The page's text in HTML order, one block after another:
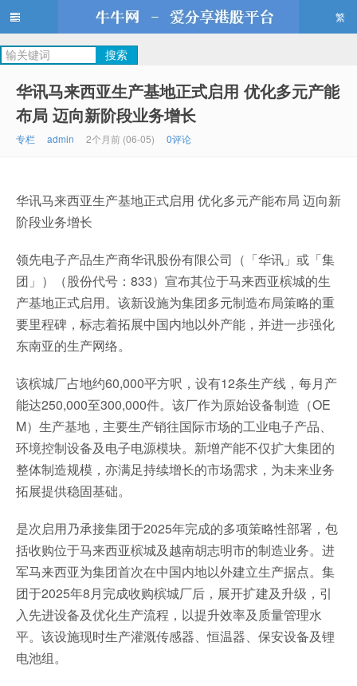
牛牛网
繁
华讯马来西亚生产基地正式启用 优化多元产能
布局 迈向新阶段业务增长
专栏 admin 2个月前 (06-05) 0评论
华讯马来西亚生产基地正式启用 优化多元产能布局 迈向新
阶段业务增长
领先电子产品生产商华讯股份有限公司（「华讯」或「集
团」）（股份代号：833）宣布其位于马来西亚槟城的生
产基地正式启用。该新设施为集团多元制造布局策略的重
要里程碑，标志着拓展中国内地以外产能，并进一步强化
东南亚的生产网络。
该槟城厂占地约60,000平方呎，设有12条生产线，每月产
能达250,000至300,000件。该厂作为原始设备制造（OE
M）生产基地，主要生产销往国际市场的工业电子产品、
环境控制设备及电子电源模块。新增产能不仅扩大集团的
整体制造规模，亦满足持续增长的市场需求，为未来业务
拓展提供稳固基础。
是次启用乃承接集团于2025年完成的多项策略性部署，包
括收购位于马来西亚槟城及越南胡志明市的制造业务。进
军马来西亚为集团首次在中国内地以外建立生产据点。集
团于2025年8月完成收购槟城厂后，展开扩建及升级，引
入先进设备及优化生产流程，以提升效率及质量管理水
平。该设施现时生产灌溉传感器、恒温器、保安设备及锂
电池组。